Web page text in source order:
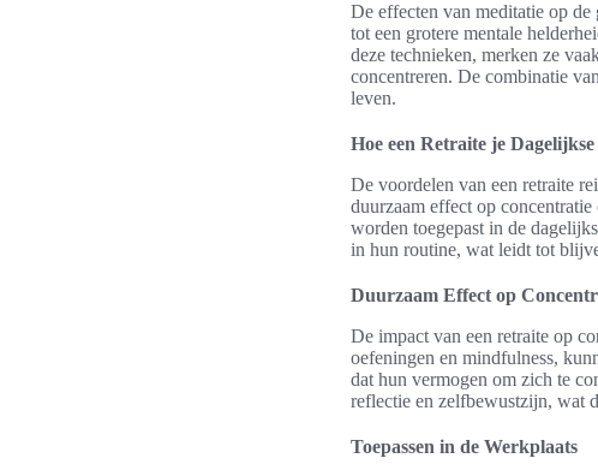
De effecten van meditatie op
tot een grotere mentale
deze technieken, merken ze
concentreren. De combinatie
leven.
Hoe een Retraite je
De voordelen van een retraite
duurzaam effect op
worden toegepast in de
in hun routine, wat leidt tot
Duurzaam Effect op
De impact van een retraite op
oefeningen en mindfulness,
dat hun vermogen om zich te
reflectie en zelfbewustzijn, wat
Toepassen in de Werkplaats